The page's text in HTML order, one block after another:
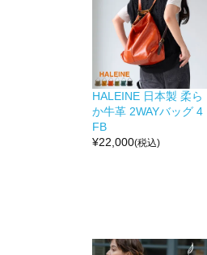
HALEINE 日本製 柔ら
か牛革 2WAYバッグ 4
FB
¥22,000(税込)